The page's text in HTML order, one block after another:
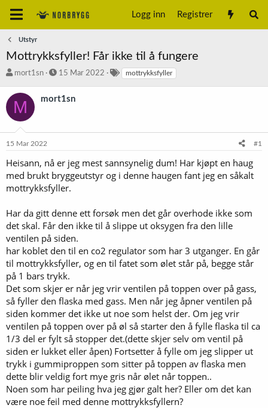
Logg inn Registrer
Utstyr
Mottrykksfyller! Får ikke til å fungere
T
å
d
s
e
r
mort1sn
S
a
r
15 Mar 2022 mottrykksfyller
M mort1sn
15 Mar 2022 #1
Heisann, nå er jeg mest sannsynelig dum! Har kjøpt en haug
med brukt bryggeutstyr og i denne haugen fant jeg en såkalt
mottrykksfyller.
Har da gitt denne ett forsøk men det går overhode ikke som
det skal. Får den ikke til å slippe ut oksygen fra den lille
ventilen på siden.
har koblet den til en co2 regulator som har 3 utganger. En går
til mottrykksfyller, og en til fatet som ølet står på, begge står
på 1 bars trykk.
Det som skjer er når jeg vrir ventilen på toppen over på gass,
så fyller den flaska med gass. Men når jeg åpner ventilen på
siden kommer det ikke ut noe som helst der. Om jeg vrir
ventilen på toppen over på øl så starter den å fylle flaska til ca
1/3 del er fylt så stopper det.(dette skjer selv om ventil på
siden er lukket eller åpen) Fortsetter å fylle om jeg slipper ut
trykk i gummiproppen som sitter på toppen av flaska men
dette blir veldig fort mye gris når ølet når toppen..
Noen som har peiling hva jeg gjør galt her? Eller om det kan
være noe feil med denne mottrykksfyllern?